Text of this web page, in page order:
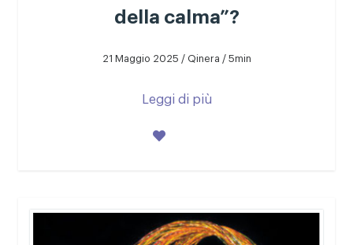
della calma”?
21 Maggio 2025 / Qinera / 5min
Leggi di più